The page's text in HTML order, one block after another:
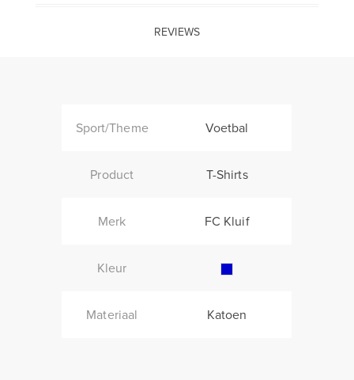
REVIEWS
Sport/Theme Voetbal
Product T-Shirts
Merk FC Kluif
Kleur
Materiaal Katoen